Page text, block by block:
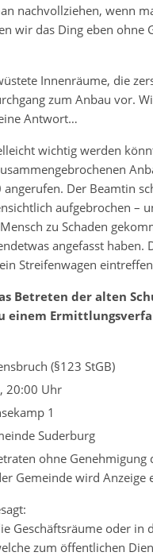
nachvollziehen, wenn
wir das Ding eben ohne
Innenräume, die
zum Anbau vor.
Antwort…
wichtig werden
Der Beamtin
aufgebrochen –
zu Schaden
angefasst haben.
Streifenwagen
Betreten der alten
einem
(§123 StGB)
20:00 Uhr
1
Suderburg
ohne Genehmigung
Gemeinde wird Anzeige
Geschäftsräume oder
zum öffentlichen